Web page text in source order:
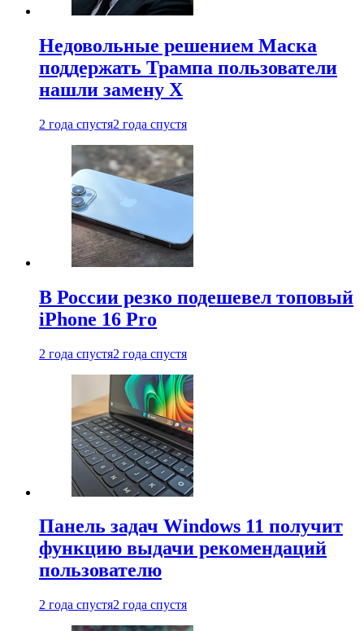
Недовольные решением Маска
поддержать Трампа пользователи
нашли замену X
2 года спустя2 года спустя
В России резко подешевел топовый
iPhone 16 Pro
2 года спустя2 года спустя
Панель задач Windows 11 получит
функцию выдачи рекомендаций
пользователю
2 года спустя2 года спустя